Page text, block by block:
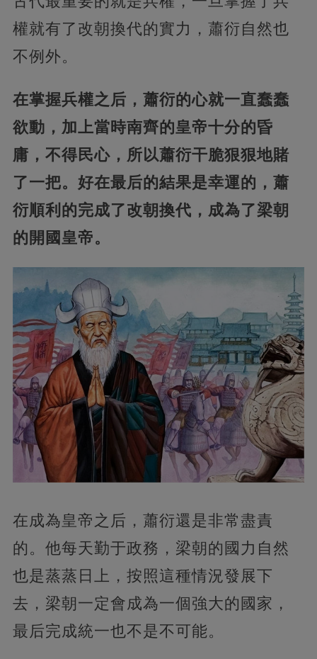
權就有了改朝換代的實力，蕭衍自然也
不例外。
在掌握兵權之后，蕭衍的心就一直蠢蠢
欲動，加上當時南齊的皇帝十分的昏
庸，不得民心，所以蕭衍干脆狠狠地賭
了一把。好在最后的結果是幸運的，蕭
衍順利的完成了改朝換代，成為了梁朝
的開國皇帝。
在成為皇帝之后，蕭衍還是非常盡責
的。他每天勤于政務，梁朝的國力自然
也是蒸蒸日上，按照這種情況發展下
去，梁朝一定會成為一個強大的國家，
最后完成統一也不是不可能。